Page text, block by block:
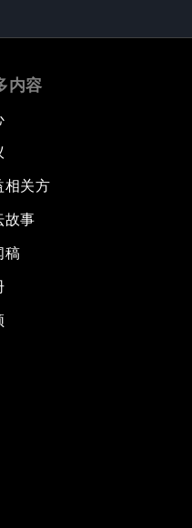
内容
相关方
故事
稿